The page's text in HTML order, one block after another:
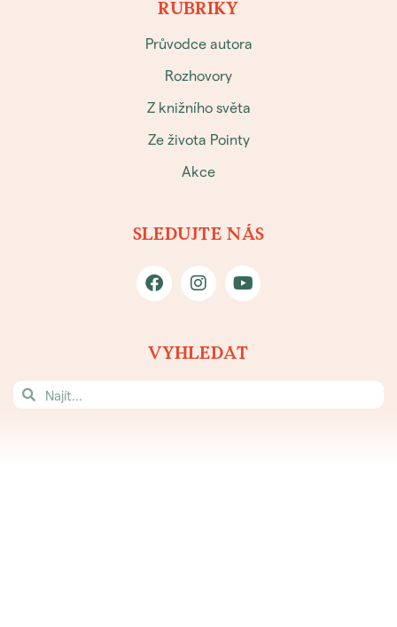
RUBRIKY
Průvodce autora
Rozhovory
Z knižního světa
Ze života Pointy
Akce
SLEDUJTE NÁS
VYHLEDAT